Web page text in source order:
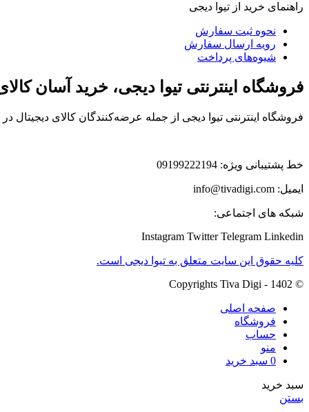
راهنمای خرید از تیوا دیجی
نحوه ثبت سفارش
رویه ارسال سفارش
شیوه‌های پرداخت
فروشگاه اینترنتی تیوا دیجی، خرید آسان
فروشگاه اینترنتی تیوا دیجی از جمله عرضه‌کنندگان کالای
خط پشتیبانی ویژه: 09199222194
ایمیل: info@tivadigi.com
شبکه های اجتماعی:
Instagram Twitter Telegram Linkedin
کلیه حقوق این سایت متعلق به تیوا دیجی است.
© Copyrights Tiva Digi - 1402
صفحه اصلی
فروشگاه
حساب
منو
0 سبد خرید
سبد خرید
بستن